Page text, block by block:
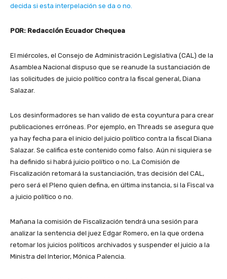
decida si esta interpelación se da o no.
POR: Redacción Ecuador Chequea
El miércoles, el Consejo de Administración Legislativa (CAL) de la
Asamblea Nacional dispuso que se reanude la sustanciación de
las solicitudes de juicio político contra la fiscal general, Diana
Salazar.
Los desinformadores se han valido de esta coyuntura para crear
publicaciones erróneas. Por ejemplo, en Threads se asegura que
ya hay fecha para el inicio del juicio político contra la fiscal Diana
Salazar. Se califica este contenido como falso. Aún ni siquiera se
ha definido si habrá juicio político o no. La Comisión de
Fiscalización retomará la sustanciación, tras decisión del CAL,
pero será el Pleno quien defina, en última instancia, si la Fiscal va
a juicio político o no.
Mañana la comisión de Fiscalización tendrá una sesión para
analizar la sentencia del juez Edgar Romero, en la que ordena
retomar los juicios políticos archivados y suspender el juicio a la
Ministra del Interior, Mónica Palencia.